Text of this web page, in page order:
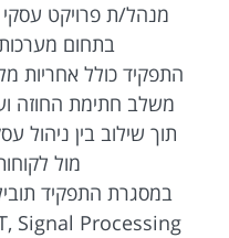
מנהל/ת פרויקט עסקי
בתחום
התפקיד כולל אחריות
משלב חתימת החוזה
תוך שילוב בין ניהול
מול
במסגרת התפקיד